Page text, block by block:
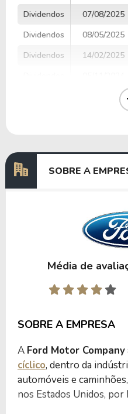
Dividendos
07/08/2025
Dividendos
08/05/2025
Dividendos
14/02/2025
05/08/2024
SOBRE A
Média de
SOBRE A EMPRESA
A Ford Motor Company
cíclico, dentro da
automóveis e
nos Estados Unidos,